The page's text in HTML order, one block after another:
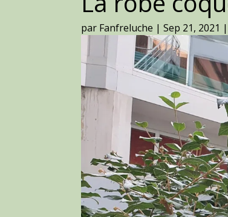
par Fanfreluche |Sep 21, 2021